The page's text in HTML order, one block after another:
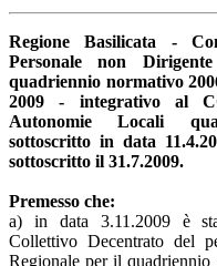
Regione Basilicata -
Personale non
quadriennio normativo
2009 - integrativo al
Autonomie Locali
sottoscritto in data
sottoscritto il 31.7.2009.
Premesso che:
a) in data 3.11.2009 è
Collettivo Decentrato del
Regionale per il